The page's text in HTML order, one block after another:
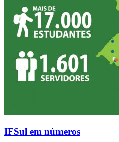
IFSul em números